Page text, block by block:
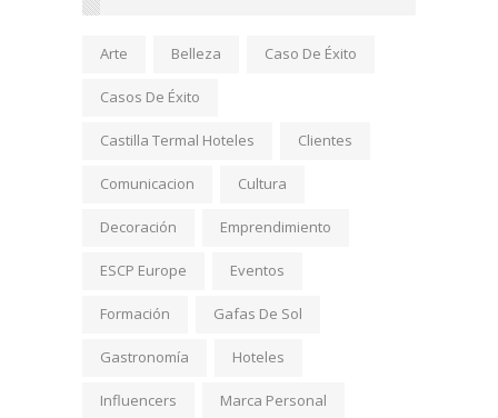
Arte Belleza Caso De Éxito
Casos De Éxito
Castilla Termal Hoteles Clientes
Comunicacion Cultura
Decoración Emprendimiento
ESCP Europe Eventos
Formación Gafas De Sol
Gastronomía Hoteles
Influencers Marca Personal